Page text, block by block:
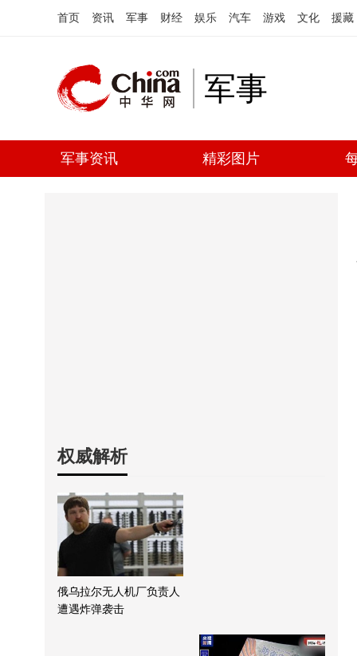
首页 资讯 军事 财经 娱乐 汽车 游戏 文化 援藏
军事
军事资讯 精彩图片
权威解析
俄乌拉尔无人机厂负责人
遭遇炸弹袭击